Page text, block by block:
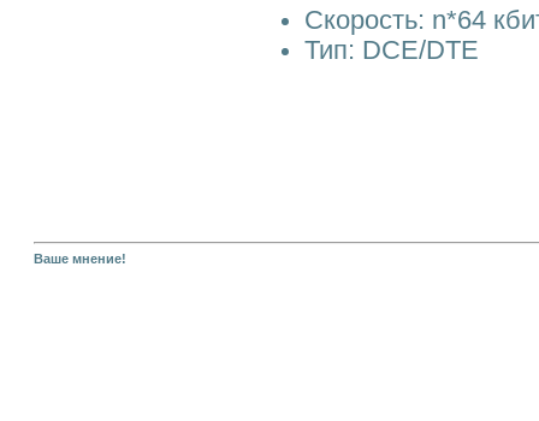
Скорость: n*64
Тип: DCE/DTE
Ваше мнение!